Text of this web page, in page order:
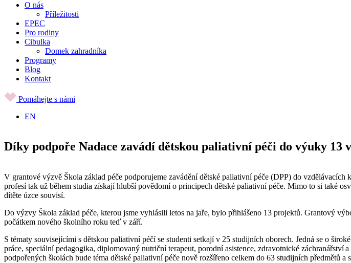
O nás
Příležitosti
EPEC
Pro rodiny
Cibulka
Domek zahradníka
Programy
Blog
Kontakt
Pomáhejte s námi
EN
Díky podpoře Nadace zavádí dětskou paliativní péči do výuky 13
V grantové výzvě Škola základ péče podporujeme zavádění dětské paliativní péče (DPP) do
profesí tak už během studia získají hlubší povědomí o principech dětské paliativní péče. Mimo to si také
dítěte úzce souvisí.
Do výzvy Škola základ péče, kterou jsme vyhlásili letos na jaře, bylo přihlášeno 13 projektů. Grantový
počátkem nového školního roku teď v září.
S tématy souvisejícími s dětskou paliativní péčí se studenti setkají v 25 studijních oborech. Jedná se o
práce, speciální pedagogika, diplomovaný nutriční terapeut, porodní asistence, zdravotnické
podpořených školách bude téma dětské paliativní péče nově rozšířeno celkem do 63 studijních předmětů a